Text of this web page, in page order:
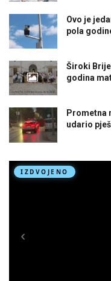
Ovo je
pola
Široki
godina
Prometna
udario